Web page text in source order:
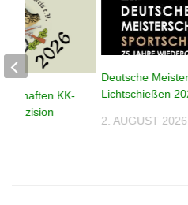
Deutsche
Lichtschießen
2. AUGUST 2026
KK-
Präzision